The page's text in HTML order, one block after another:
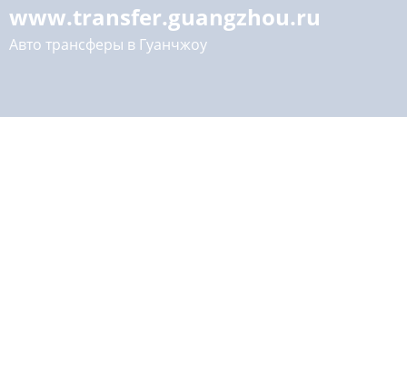
www.transfer.guangzhou.ru
Авто трансферы в Гуанчжоу